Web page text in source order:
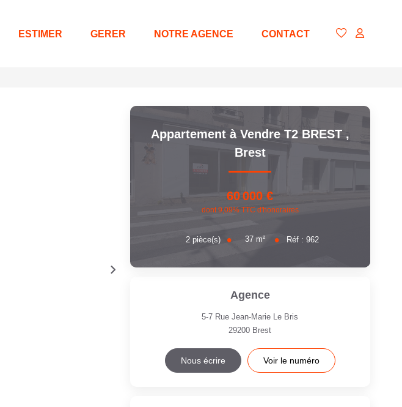
ESTIMER GERER NOTRE AGENCE CONTACT
Appartement à Vendre T2 BREST ,
Brest
60 000 €
dont 9,09% TTC d'honoraires
2 pièce(s) 37m² Réf :962
Agence
5-7 Rue Jean-Marie Le Bris
29200 Brest
Nous écrire Voir le numéro